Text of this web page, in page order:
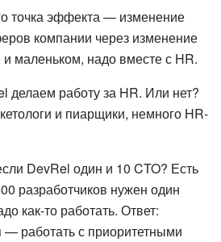
точка эффекта — изменение
компании через изменение
маленьком, надо вместе с HR.
делаем работу за HR. Или нет?
и пиарщики, немного HR-
DevRel один и 10 CTO? Есть
разработчиков нужен один
как-то работать. Ответ:
— работать с приоритетными